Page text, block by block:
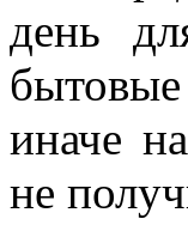
день
иначе
не